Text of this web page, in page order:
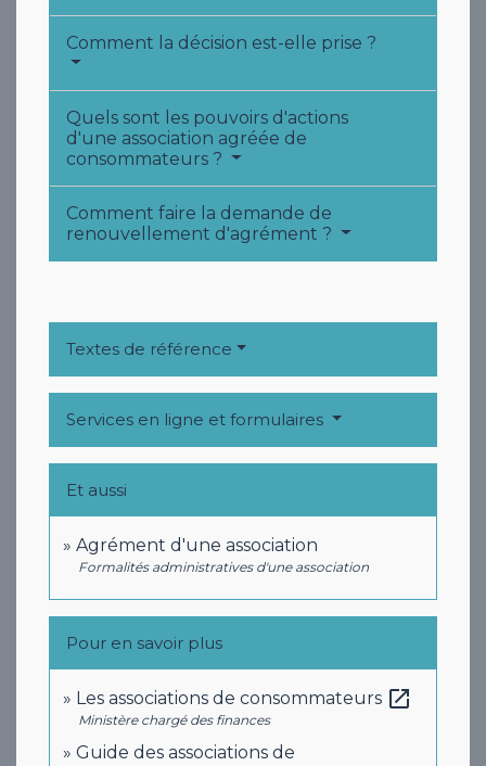
Comment la décision est-elle prise ?
Quels sont les pouvoirs d'actions
d'une association agréée de
consommateurs ?
Comment faire la demande de
renouvellement d'agrément ?
Textes de référence
Services en ligne et formulaires
Et aussi
Agrément d'une association
Formalités administratives d'une association
Pour en savoir plus
Les associations de consommateurs open_in_new
Ministère chargé des finances
Guide des associations de